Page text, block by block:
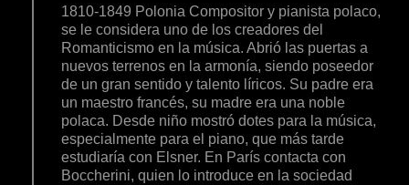
1810-1849 Polonia Compositor y pianista polaco,
se le considera uno de los creadores del
Romanticismo en la música. Abrió las puertas a
nuevos terrenos en la armonía, siendo poseedor
de un gran sentido y talento líricos. Su padre era
un maestro francés, su madre era una noble
polaca. Desde niño mostró dotes para la música,
especialmente para el piano, que más tarde
estudiaría con Elsner. En París contacta con
Boccherini, quien lo introduce en la sociedad